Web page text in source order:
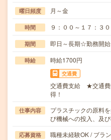
曜日頻度 月～金
時間 ９：００～１７：３
期間 即日～長期☆勤務開始
時給 時給1700円
交通費
交通費支給 ★交通費
得！
仕事内容
プラスチックの原料
び機械への投入、及
応募資格
職種未経験OK / ブラ